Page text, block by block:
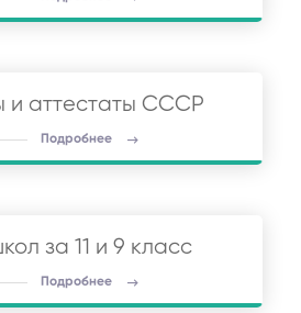
и аттестаты СССР
Подробнее
за 11 и 9 класс
Подробнее